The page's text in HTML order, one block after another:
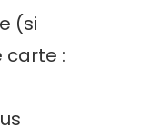
(si
carte :